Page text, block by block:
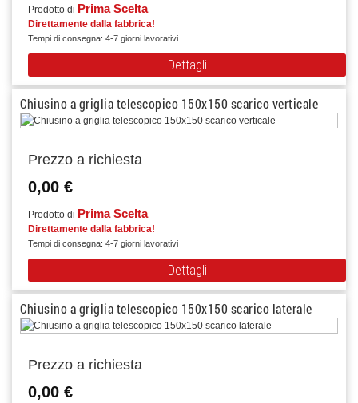
Prodotto di Prima Scelta
Direttamente dalla fabbrica!
Tempi di consegna: 4-7 giorni lavorativi
Dettagli
Chiusino a griglia telescopico 150x150 scarico verticale
Prezzo a richiesta
0,00 €
Prodotto di Prima Scelta
Direttamente dalla fabbrica!
Tempi di consegna: 4-7 giorni lavorativi
Dettagli
Chiusino a griglia telescopico 150x150 scarico laterale
Prezzo a richiesta
0,00 €